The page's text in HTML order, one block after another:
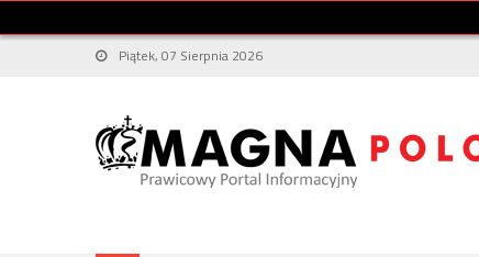
Piątek, 07 Sierpnia 2026